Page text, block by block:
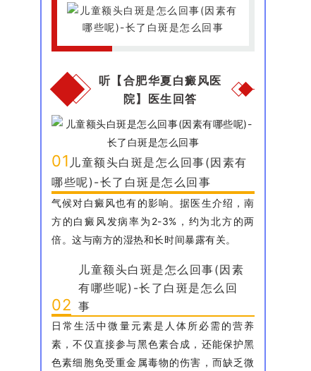
听【合肥华夏白癜风医
院】医生回答
01 儿童额头白斑是怎么回事(因素有
哪些呢)-长了白斑是怎么回事
气候对白癜风也有的影响。据医生介绍，南
方的白癜风发病率为2-3%，约为北方的两
倍。这与南方的湿热和长时间暴露有关。
02
儿童额头白斑是怎么回事(因素
有哪些呢)-长了白斑是怎么回
事
日常生活中微量元素是人体所必需的营养
素，不仅直接参与黑色素合成，还能保护黑
色素细胞免受重金属毒物的伤害，而缺乏微